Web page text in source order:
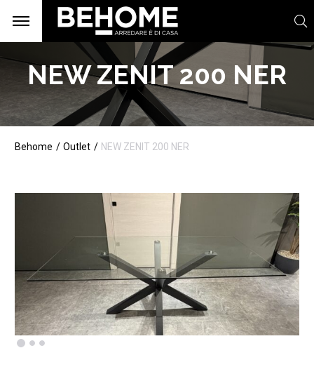
NEW ZENIT 200 NER
Behome Outlet NEW ZENIT 200 NER